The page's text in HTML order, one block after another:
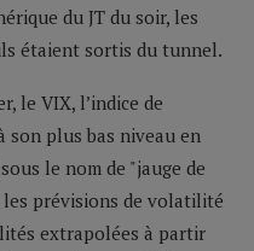
du JT du soir, les
étaient sortis du tunnel.
le VIX, l’indice de
son plus bas niveau en
le nom de "jauge de
les prévisions de volatilité
extrapolées à partir